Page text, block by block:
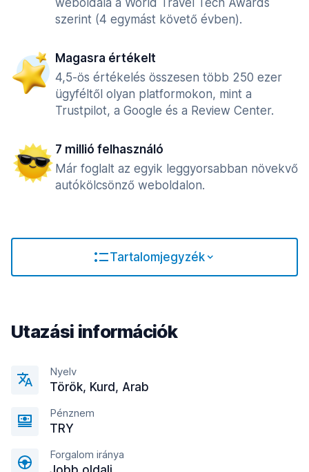
weboldala a World Travel Tech Awards
szerint (4 egymást követő évben).
Magasra értékelt
4,5-ös értékelés összesen több 250 ezer
ügyféltől olyan platformokon, mint a
Trustpilot, a Google és a Review Center.
7 millió felhasználó
Már foglalt az egyik leggyorsabban növekvő
autókölcsönző weboldalon.
Tartalomjegyzék
Utazási információk
Nyelv
Török, Kurd, Arab
Pénznem
TRY
Forgalom iránya